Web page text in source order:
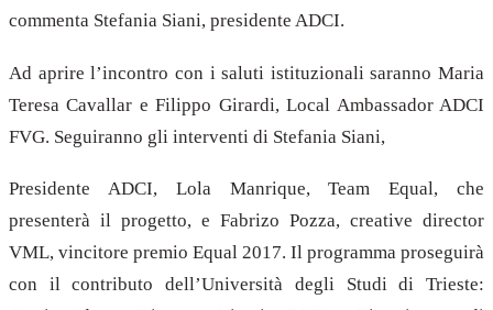
commenta Stefania Siani, presidente ADCI.
Ad aprire l’incontro con i saluti istituzionali saranno Maria
Teresa Cavallar e Filippo Girardi, Local Ambassador ADCI
FVG. Seguiranno gli interventi di Stefania Siani,
Presidente ADCI, Lola Manrique, Team Equal, che
presenterà il progetto, e Fabrizo Pozza, creative director
VML, vincitore premio Equal 2017. Il programma proseguirà
con il contributo dell’Università degli Studi di Trieste: